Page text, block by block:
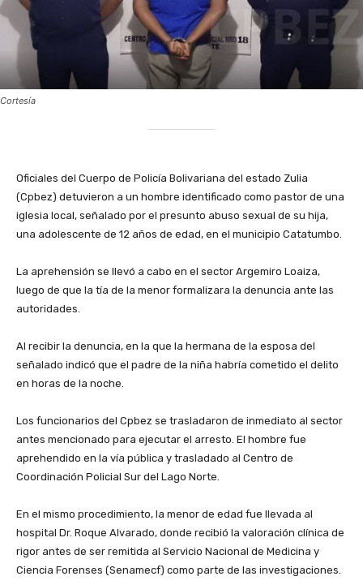
Cortesía
‎Oficiales del Cuerpo de Policía Bolivariana del estado Zulia
(Cpbez) detuvieron a un hombre identificado como pastor de una
iglesia local, señalado por el presunto abuso sexual de su hija,
una adolescente de 12 años de edad, en el municipio Catatumbo.
‎La aprehensión se llevó a cabo en el sector Argemiro Loaiza,
luego de que la tía de la menor formalizara la denuncia ante las
autoridades.
‎Al recibir la denuncia, en la que la hermana de la esposa del
señalado indicó que el padre de la niña habría cometido el delito
en horas de la noche.
‎Los funcionarios del Cpbez se trasladaron de inmediato al sector
antes mencionado para ejecutar el arresto. El hombre fue
aprehendido en la vía pública y trasladado al Centro de
Coordinación Policial Sur del Lago Norte.
‎En el mismo procedimiento, la menor de edad fue llevada al
hospital Dr. Roque Alvarado, donde recibió la valoración clínica de
rigor antes de ser remitida al Servicio Nacional de Medicina y
Ciencia Forenses (Senamecf) como parte de las investigaciones.